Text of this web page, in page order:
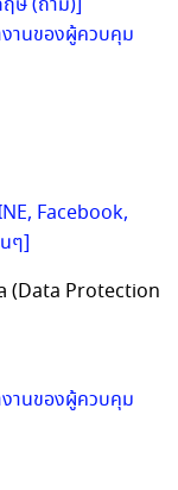
านของผู้ควบคุม
Facebook,
ๆ]
(Data Protection
านของผู้ควบคุม